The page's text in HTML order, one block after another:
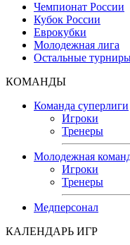
Чемпионат России
Кубок России
Еврокубки
Молодежная лига
Остальные
КОМАНДЫ
Команда суперлиги
Игроки
Тренеры
Молодежная
Игроки
Тренеры
Медперсонал
КАЛЕНДАРЬ ИГР